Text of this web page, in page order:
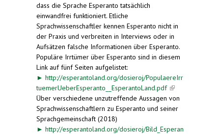
dass die Sprache Esperanto tatsächlich
einwandfrei funktioniert. Etliche
Sprachwissenschaftler kennen Esperanto nicht in
der Praxis und verbreiten in Interviews oder in
Aufsätzen falsche Informationen über Esperanto.
Populäre Irrtümer über Esperanto sind in diesem
Link auf fünf Seiten aufgelistet:
► http://esperantoland.org/dosieroj/PopulaereIrr
tuemerUeberEsperanto__EsperantoLand.pdf (link is
external)
Über verschiedene unzutreffende Aussagen von
Sprachwissenschaftlern zu Esperanto und seiner
Sprachgemeinschaft (2018)
► http://esperantoland.org/dosieroj/Bild_Esperan